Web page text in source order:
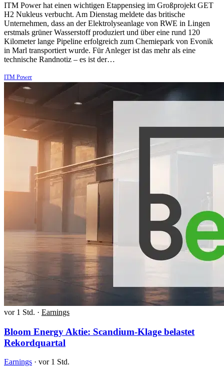
ITM Power hat einen wichtigen Etappensieg im Großprojekt GET
H2 Nukleus verbucht. Am Dienstag meldete das britische
Unternehmen, dass an der Elektrolyseanlage von RWE in Lingen
erstmals grüner Wasserstoff produziert und über eine rund 120
Kilometer lange Pipeline erfolgreich zum Chemiepark von Evonik
in Marl transportiert wurde. Für Anleger ist das mehr als eine
technische Randnotiz – es ist der…
ITM Power
vor 1 Std. · Earnings
Bloom Energy Aktie: Scandium-Klage belastet
Rekordquartal
Earnings · vor 1 Std.